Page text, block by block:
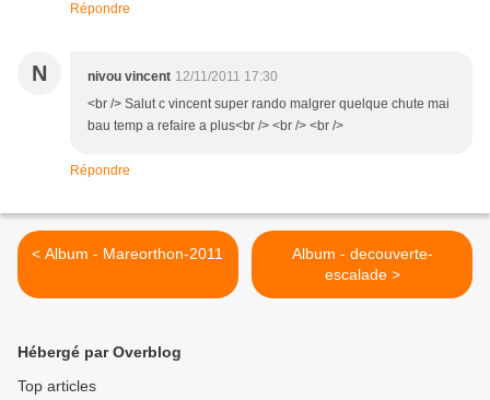
Répondre
N nivou vincent 12/11/2011 17:30
<br /> Salut c vincent super rando malgrer quelque chute mai
bau temp a refaire a plus<br /> <br /> <br />
Répondre
< Album - Mareorthon-2011
Album - decouverte-
escalade >
Hébergé par Overblog
Top articles